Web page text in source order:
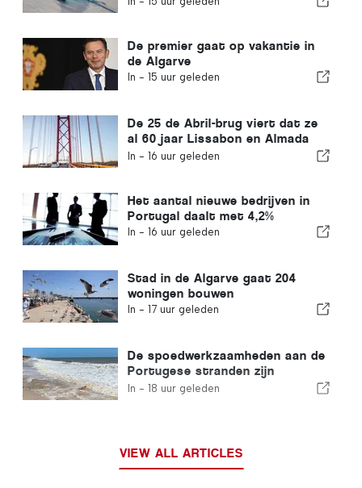
De premier gaat op vakantie in
de Algarve
In - 15 uur geleden
De 25 de Abril-brug viert dat ze
al 60 jaar Lissabon en Almada
met elkaar verbindt
In - 16 uur geleden
Het aantal nieuwe bedrijven in
Portugal daalt met 4,2%
In - 16 uur geleden
Stad in de Algarve gaat 204
woningen bouwen
In - 17 uur geleden
De spoedwerkzaamheden aan de
Portugese stranden zijn
afgerond
In - 18 uur geleden
VIEW ALL ARTICLES